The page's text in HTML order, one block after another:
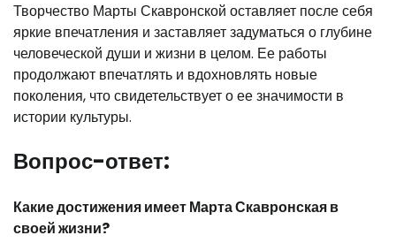
Творчество Марты Скавронской оставляет после себя
яркие впечатления и заставляет задуматься о глубине
человеческой души и жизни в целом. Ее работы
продолжают впечатлять и вдохновлять новые
поколения, что свидетельствует о ее значимости в
истории культуры.
Вопрос-ответ:
Какие достижения имеет Марта Скавронская в
своей жизни?